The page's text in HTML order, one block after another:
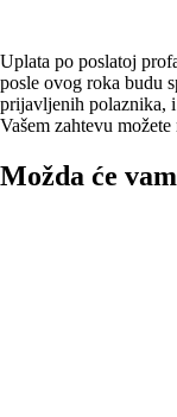
Uplata po poslatoj
posle ovog roka budu
prijavljenih polaznika,
Vašem zahtevu
Možda će